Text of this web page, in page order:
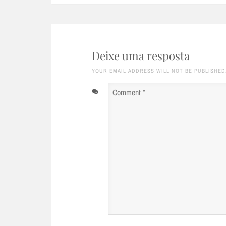
Deixe uma resposta
YOUR EMAIL ADDRESS WILL NOT BE
Comment